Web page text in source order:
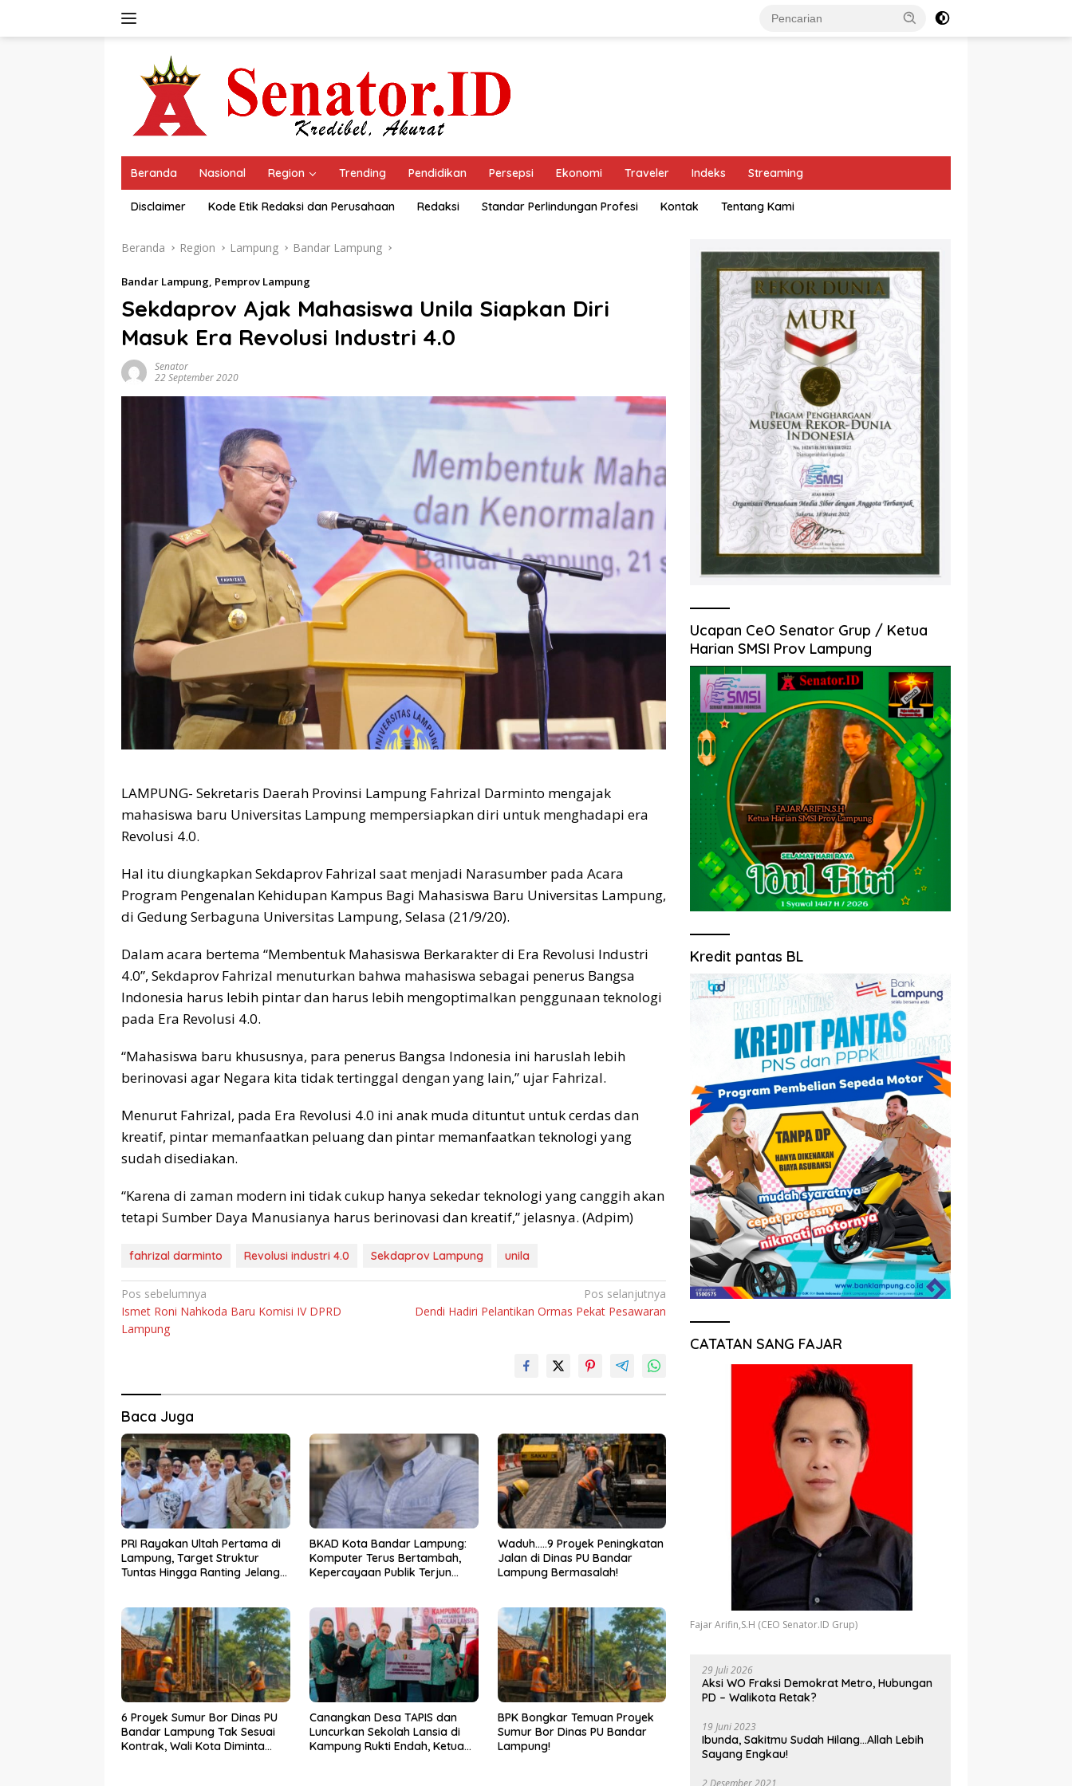
Beranda Nasional Region Trending Pendidikan Persepsi Ekonomi Traveler Indeks Streaming
Disclaimer Kode Etik Redaksi dan Perusahaan Redaksi Standar Perlindungan Profesi Kontak Tentang Kami
Beranda Region Lampung Bandar Lampung
Bandar Lampung, Pemprov Lampung
Sekdaprov Ajak Mahasiswa Unila Siapkan Diri
Masuk Era Revolusi Industri 4.0
Senator
22 September 2020
LAMPUNG- Sekretaris Daerah Provinsi Lampung Fahrizal Darminto mengajak
mahasiswa baru Universitas Lampung mempersiapkan diri untuk menghadapi era
Revolusi 4.0.
Hal itu diungkapkan Sekdaprov Fahrizal saat menjadi Narasumber pada Acara
Program Pengenalan Kehidupan Kampus Bagi Mahasiswa Baru Universitas Lampung,
di Gedung Serbaguna Universitas Lampung, Selasa (21/9/20).
Dalam acara bertema “Membentuk Mahasiswa Berkarakter di Era Revolusi Industri
4.0”, Sekdaprov Fahrizal menuturkan bahwa mahasiswa sebagai penerus Bangsa
Indonesia harus lebih pintar dan harus lebih mengoptimalkan penggunaan teknologi
pada Era Revolusi 4.0.
“Mahasiswa baru khususnya, para penerus Bangsa Indonesia ini haruslah lebih
berinovasi agar Negara kita tidak tertinggal dengan yang lain,” ujar Fahrizal.
Menurut Fahrizal, pada Era Revolusi 4.0 ini anak muda dituntut untuk cerdas dan
kreatif, pintar memanfaatkan peluang dan pintar memanfaatkan teknologi yang
sudah disediakan.
“Karena di zaman modern ini tidak cukup hanya sekedar teknologi yang canggih akan
tetapi Sumber Daya Manusianya harus berinovasi dan kreatif,” jelasnya. (Adpim)
fahrizal darminto Revolusi industri 4.0 Sekdaprov Lampung unila
Navigasi
pos
Pos sebelumnya
Ismet Roni Nahkoda Baru Komisi IV DPRD
Lampung
Pos selanjutnya
Dendi Hadiri Pelantikan Ormas Pekat Pesawaran
Baca Juga
PRI Rayakan Ultah Pertama di
Lampung, Target Struktur
Tuntas Hingga Ranting Jelang
BKAD Kota Bandar Lampung:
Komputer Terus Bertambah,
Kepercayaan Publik Terjun
Waduh…..9 Proyek Peningkatan
Jalan di Dinas PU Bandar
Lampung Bermasalah!
6 Proyek Sumur Bor Dinas PU
Bandar Lampung Tak Sesuai
Kontrak, Wali Kota Diminta
Canangkan Desa TAPIS dan
Luncurkan Sekolah Lansia di
Kampung Rukti Endah, Ketua
BPK Bongkar Temuan Proyek
Sumur Bor Dinas PU Bandar
Lampung!
Ucapan CeO Senator Grup / Ketua
Harian SMSI Prov Lampung
Kredit pantas BL
CATATAN SANG FAJAR
Fajar Arifin,S.H (CEO Senator.ID Grup)
29 Juli 2026
Aksi WO Fraksi Demokrat Metro, Hubungan
PD – Walikota Retak?
19 Juni 2023
Ibunda, Sakitmu Sudah Hilang…Allah Lebih
Sayang Engkau!
2 Desember 2021